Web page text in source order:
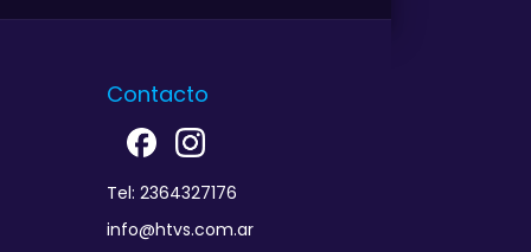
Contacto
Tel: 2364327176
info@htvs.com.ar